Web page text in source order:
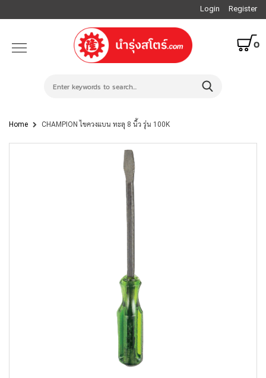
Login Register
0
Home CHAMPION ไขควงแบน ทะลุ 8 นิ้ว รุ่น 100K